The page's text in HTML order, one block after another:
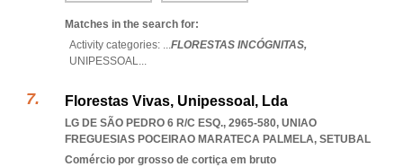
Matches in the search for:
Activity categories: ...FLORESTAS INCÓGNITAS,
UNIPESSOAL...
Florestas Vivas, Unipessoal, Lda
LG DE SÃO PEDRO 6 R/C ESQ., 2965-580, UNIAO
FREGUESIAS POCEIRAO MARATECA PALMELA, SETUBAL
Comércio por grosso de cortiça em bruto